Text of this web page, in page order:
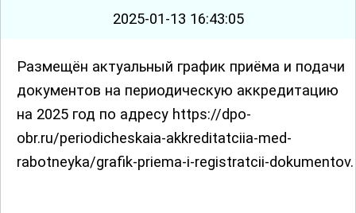
2025-01-13 16:43:05
Размещён актуальный график приёма и подачи
документов на периодическую аккредитацию
на 2025 год по адресу https://dpo-
obr.ru/periodicheskaia-akkreditatciia-med-
rabotneyka/grafik-priema-i-registratcii-dokumentov.